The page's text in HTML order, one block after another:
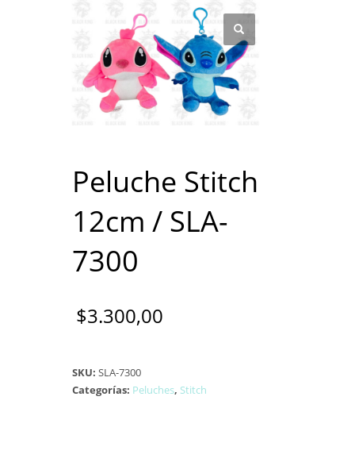
Peluche Stitch
12cm / SLA-
7300
$3.300,00
SKU:SLA-7300
Categorías: Peluches, Stitch